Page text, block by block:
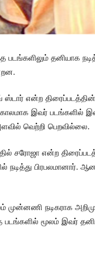
தனியாக
என்ற திரைப்படத்தின்
காலமாக இவர்
வெற்றி பெறவில்லை.
சரோஜா என்ற
பிரபலமானார்.
நடிகராக
படங்களில் மூலம் இவர்